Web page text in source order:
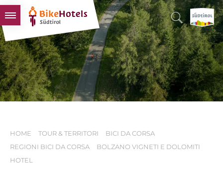
BIKEHOTELS
HOTELS & PACCHETTI
TOUR & TERRITORI
L'ALTO ADIGE & NOI
HOME TOUR & TERRITORI
BICI DA CORSA
REGIONI BICI DA CORSA
BOLZANO VIGNETI E DOLOMITI
HOTEL